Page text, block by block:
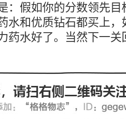
假如你的分数领先目
水和优质钻石都买上
药水好了。当然下一